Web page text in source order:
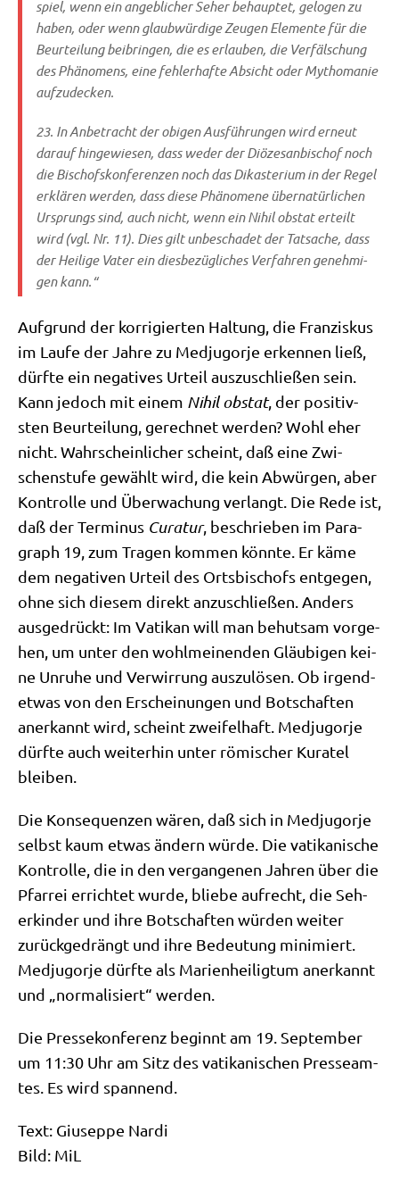
spiel, wenn ein angeb­li­cher Seher behaup­tet, gelo­gen zu
haben, oder wenn glaub­wür­di­ge Zeu­gen Ele­men­te für die
Beur­tei­lung bei­brin­gen, die es erlau­ben, die Ver­fäl­schung
des Phä­no­mens, eine feh­ler­haf­te Absicht oder Mytho­ma­nie
aufzudecken.
23. In Anbe­tracht der obi­gen Aus­füh­run­gen wird erneut
dar­auf hin­ge­wie­sen, dass weder der Diö­ze­san­bi­schof noch
die Bischofs­kon­fe­ren­zen noch das Dik­aste­ri­um in der Regel
erklä­ren wer­den, dass die­se Phä­no­me­ne über­na­tür­li­chen
Ursprungs sind, auch nicht, wenn einNihil obstaterteilt
wird (vgl. Nr. 11). Dies gilt unbe­scha­det der Tat­sa­che, dass
der Hei­li­ge Vater ein dies­be­züg­li­ches Ver­fah­ren geneh­mi­
gen kann.“
Auf­grund der kor­ri­gier­ten Hal­tung, die Fran­zis­kus
im Lau­fe der Jah­re zu Med­jug­or­je erken­nen ließ,
dürf­te ein nega­ti­ves Urteil aus­zu­schlie­ßen sein.
Kann jedoch mit einem Nihil obstat, der posi­tiv­
sten Beur­tei­lung, gerech­net wer­den? Wohl eher
nicht. Wahr­schein­li­cher scheint, daß eine Zwi­
schen­stu­fe gewählt wird, die kein Abwür­gen, aber
Kon­trol­le und Über­wa­chung ver­langt. Die Rede ist,
daß der Ter­mi­nus Cura­tur, beschrie­ben im Para­
graph 19, zum Tra­gen kom­men könn­te. Er käme
dem nega­ti­ven Urteil des Orts­bi­schofs ent­ge­gen,
ohne sich die­sem direkt anzu­schlie­ßen. Anders
aus­ge­drückt: Im Vati­kan will man behut­sam vor­ge­
hen, um unter den wohl­mei­nen­den Gläu­bi­gen kei­
ne Unru­he und Ver­wir­rung aus­zu­lö­sen. Ob irgend­
et­was von den Erschei­nun­gen und Bot­schaf­ten
aner­kannt wird, scheint zwei­fel­haft. Med­jug­or­je
dürf­te auch wei­ter­hin unter römi­scher Kura­tel
bleiben.
Die Kon­se­quen­zen wären, daß sich in Med­jug­or­je
selbst kaum etwas ändern wür­de. Die vati­ka­ni­sche
Kon­trol­le, die in den ver­gan­ge­nen Jah­ren über die
Pfar­rei errich­tet wur­de, blie­be auf­recht, die Seh­
erkin­der und ihre Bot­schaf­ten wür­den wei­ter
zurück­ge­drängt und ihre Bedeu­tung mini­miert.
Med­jug­or­je dürf­te als Mari­en­hei­lig­tum aner­kannt
und „nor­ma­li­siert“ werden.
Die Pres­se­kon­fe­renz beginnt am 19. Sep­tem­ber
um 11:30 Uhr am Sitz des vati­ka­ni­schen Pres­se­am­
tes. Es wird spannend.
Text: Giu­sep­pe Nar­di
Bild: MiL